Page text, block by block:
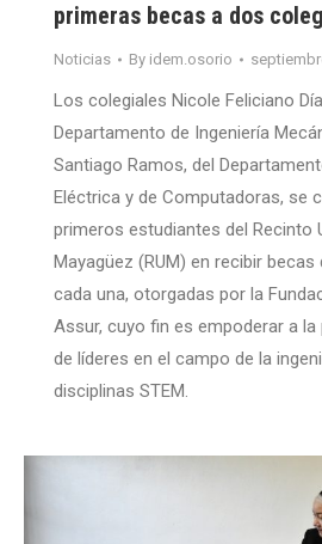
primeras becas a dos
Noticias By idem.osorio
Los colegiales Nicole Feliciano
Departamento de Ingeniería
Santiago Ramos, del
Eléctrica y de Computadoras, se
primeros estudiantes del Recinto
Mayagüez (RUM) en recibir
cada una, otorgadas por la
Assur, cuyo fin es empoderar a
de líderes en el campo de la
disciplinas STEM.